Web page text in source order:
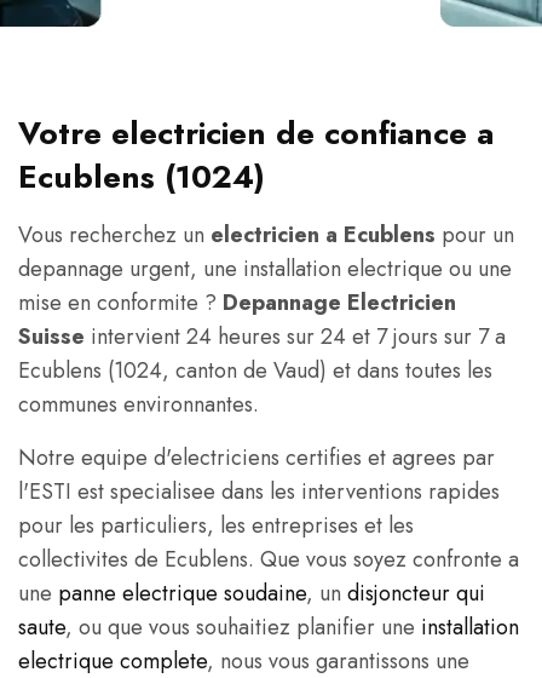
Votre electricien de confiance a
Ecublens (1024)
Vous recherchez un electricien a Ecublens pour un
depannage urgent, une installation electrique ou une
mise en conformite ? Depannage Electricien
Suisse intervient 24 heures sur 24 et 7 jours sur 7 a
Ecublens (1024, canton de Vaud) et dans toutes les
communes environnantes.
Notre equipe d'electriciens certifies et agrees par
l'ESTI est specialisee dans les interventions rapides
pour les particuliers, les entreprises et les
collectivites de Ecublens. Que vous soyez confronte a
une panne electrique soudaine, un disjoncteur qui
saute, ou que vous souhaitiez planifier une installation
electrique complete, nous vous garantissons une